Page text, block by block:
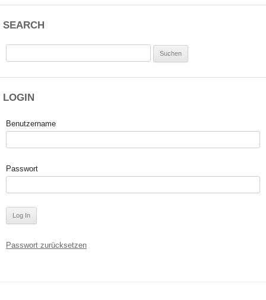
SEARCH
LOGIN
Benutzername
Passwort
Passwort zurücksetzen